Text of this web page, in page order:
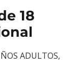
18
ADULTOS,